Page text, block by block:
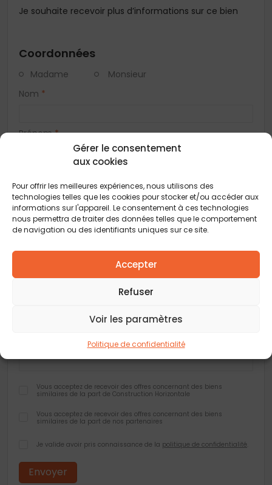
Gérer le consentement
aux cookies
Pour offrir les meilleures expériences, nous utilisons des
technologies telles que les cookies pour stocker et/ou accéder aux
informations sur l'appareil. Le consentement à ces technologies
nous permettra de traiter des données telles que le comportement
de navigation ou des identifiants uniques sur ce site.
Accepter
Refuser
Voir les paramètres
Politique de confidentialité
Je souhaite recevoir plus d’informations sur ce bien
Coordonnées
Madame
Monsieur
Nom *
Prénom*
E-mail*
Adresse
Vous acceptez de recevoir des offres concernant des biens
similaires de la part de Construction Horizontale
Vous acceptez de recevoir des offres concernant des biens
similaires de la part de nos partenaires
Je valide avoir pris connaissance de la politique de confidentialité